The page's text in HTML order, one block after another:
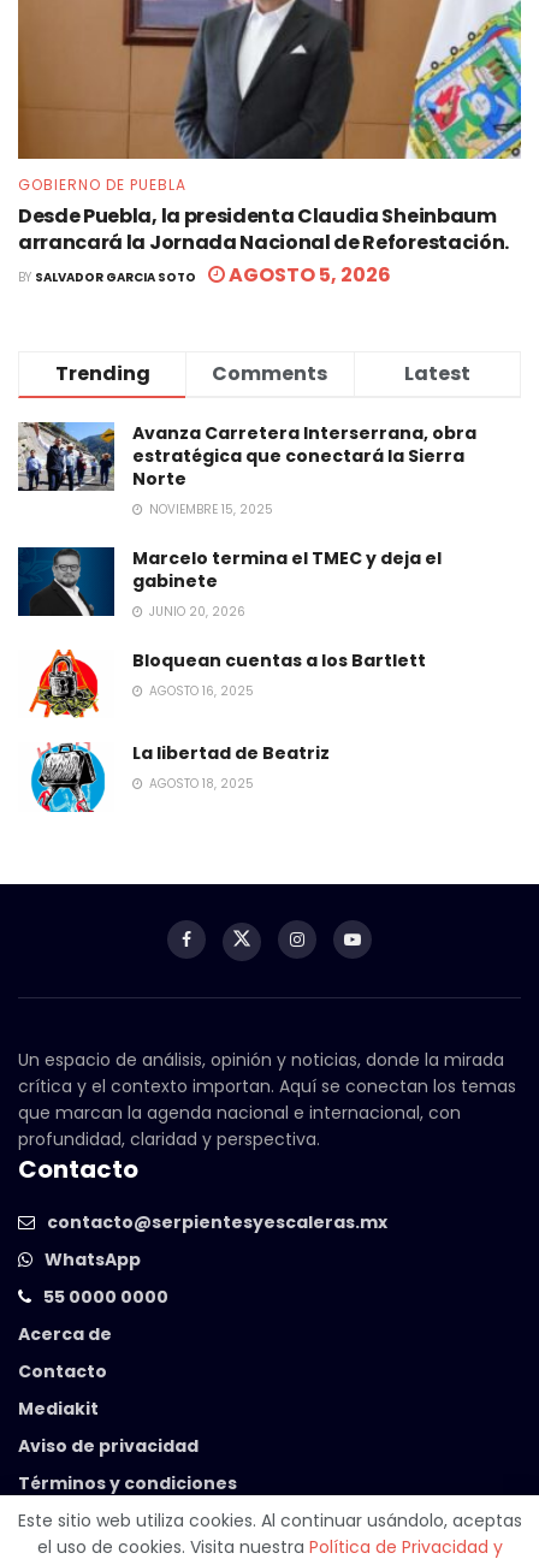
GOBIERNO DE PUEBLA
Desde Puebla, la presidenta Claudia Sheinbaum
arrancará la Jornada Nacional de Reforestación.
BY SALVADOR GARCIA SOTO AGOSTO 5, 2026
Trending Comments Latest
Avanza Carretera Interserrana, obra
estratégica que conectará la Sierra
Norte
NOVIEMBRE 15, 2025
Marcelo termina el TMEC y deja el
gabinete
JUNIO 20, 2026
Bloquean cuentas a los Bartlett
AGOSTO 16, 2025
La libertad de Beatriz
AGOSTO 18, 2025
Un espacio de análisis, opinión y noticias, donde la mirada
crítica y el contexto importan. Aquí se conectan los temas
que marcan la agenda nacional e internacional, con
profundidad, claridad y perspectiva.
Contacto
contacto@serpientesyescaleras.mx
WhatsApp
55 0000 0000
Acerca de
Contacto
Mediakit
Aviso de privacidad
Términos y condiciones
Este sitio web utiliza cookies. Al continuar usándolo, aceptas
el uso de cookies. Visita nuestra Política de Privacidad y